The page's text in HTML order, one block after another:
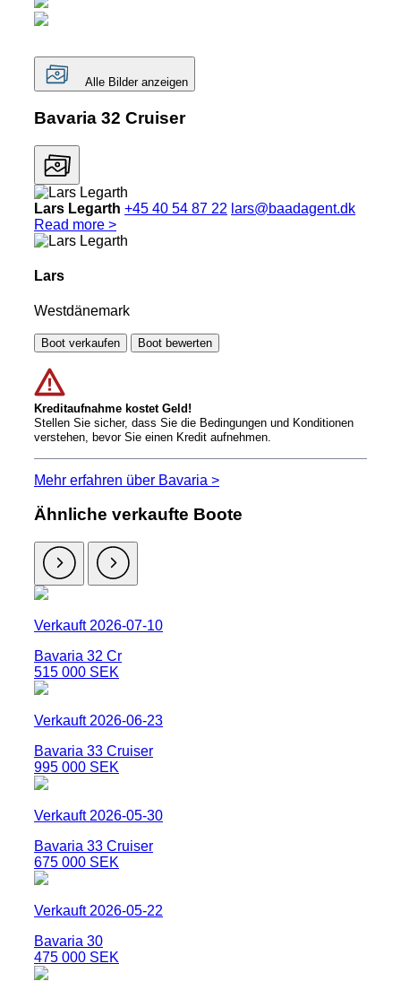
Alle Bilder anzeigen
Bavaria 32 Cruiser
Lars Legarth +45 40 54 87 22 lars@baadagent.dk
Read more >
Lars
Westdänemark
Boot verkaufen Boot bewerten
Kreditaufnahme kostet Geld!
Stellen Sie sicher, dass Sie die Bedingungen und Konditionen
verstehen, bevor Sie einen Kredit aufnehmen.
Mehr erfahren über Bavaria >
Ähnliche verkaufte Boote
Verkauft 2026-07-10
Bavaria 32 Cr
515 000 SEK
Verkauft 2026-06-23
Bavaria 33 Cruiser
995 000 SEK
Verkauft 2026-05-30
Bavaria 33 Cruiser
675 000 SEK
Verkauft 2026-05-22
Bavaria 30
475 000 SEK